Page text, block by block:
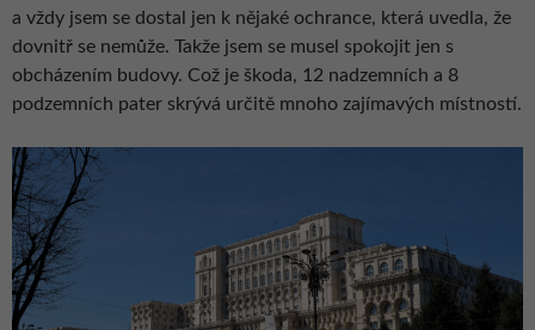
a vždy jsem se dostal jen k nějaké ochrance, která uvedla, že
dovnitř se nemůže. Takže jsem se musel spokojit jen s
obcházením budovy. Což je škoda, 12 nadzemních a 8
podzemních pater skrývá určitě mnoho zajímavých místností.